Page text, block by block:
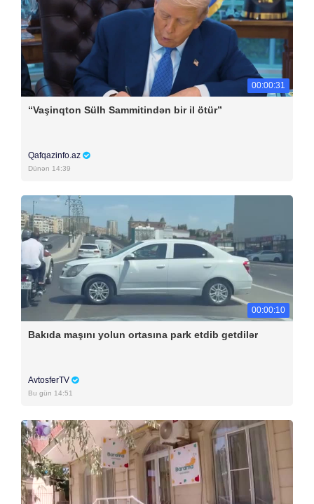
00:00:31
“Vaşinqton Sülh Sammitindən bir il ötür”
Qafqazinfo.az
Dünən 14:39
00:00:10
Bakıda maşını yolun ortasına park etdib getdilər
AvtosferTV
Bu gün 14:51